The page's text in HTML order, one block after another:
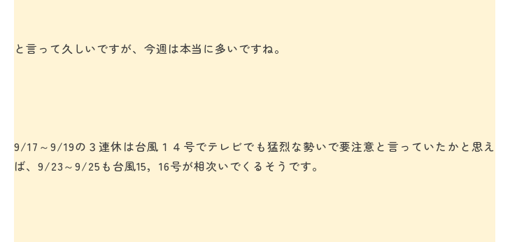
と言って久しいですが、今週は本当に多いですね。
9/17～9/19の３連休は台風１４号でテレビでも猛烈な勢いで要注意と言っていたかと思え
ば、9/23～9/25も台風15，16号が相次いでくるそうです。